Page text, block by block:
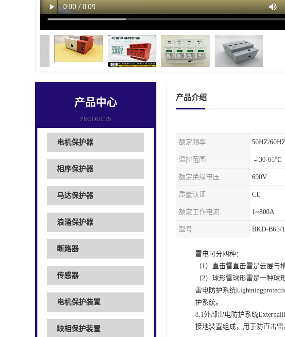
产品中心
PRODUCTS
电机保护器
相序保护器
马达保护器
浪涌保护器
断路器
传感器
电机保护装置
缺相保护装置
产品介绍
额定频率 50HZ/60HZ
温控范围 ﹣30-65℃
额定绝缘电压 690V
质量认证 CE
额定工作电流 1~800A
型号 BKD-B65/
雷电可分四种：
（1）直击雷直击雷是云层与
（2）球形雷球形雷是一种球
雷电防护系统
护系统。
8.1外部雷电防护系统
接地装置组成，用于防直击雷